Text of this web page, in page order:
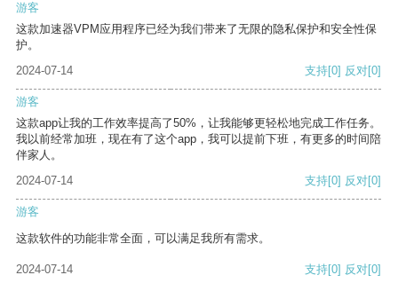
游客
这款加速器VPM应用程序已经为我们带来了无限的隐私保护和安全性保
护。
2024-07-14
支持[0] 反对[0]
游客
这款app让我的工作效率提高了50%，让我能够更轻松地完成工作任务。
我以前经常加班，现在有了这个app，我可以提前下班，有更多的时间陪
伴家人。
2024-07-14
支持[0] 反对[0]
游客
这款软件的功能非常全面，可以满足我所有需求。
2024-07-14 支持[0] 反对[0]